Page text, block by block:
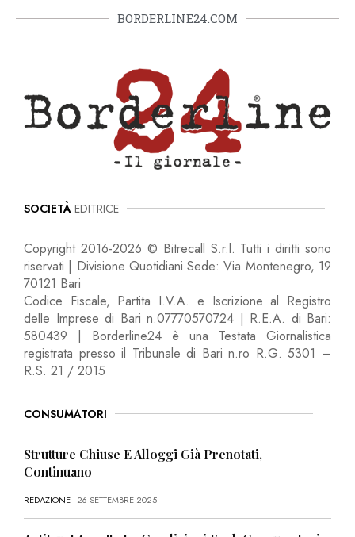
BORDERLINE24.COM
SOCIETÀ EDITRICE
Copyright 2016-2026 © Bitrecall S.r.l. Tutti i diritti sono
riservati | Divisione Quotidiani Sede: Via Montenegro, 19
70121 Bari
Codice Fiscale, Partita I.V.A. e Iscrizione al Registro
delle Imprese di Bari n.07770570724 | R.E.A. di Bari:
580439 | Borderline24 è una Testata Giornalistica
registrata presso il Tribunale di Bari n.ro R.G. 5301 –
R.S. 21 / 2015
CONSUMATORI
Strutture Chiuse E Alloggi Già Prenotati,
Continuano
REDAZIONE- 26 SETTEMBRE 2025